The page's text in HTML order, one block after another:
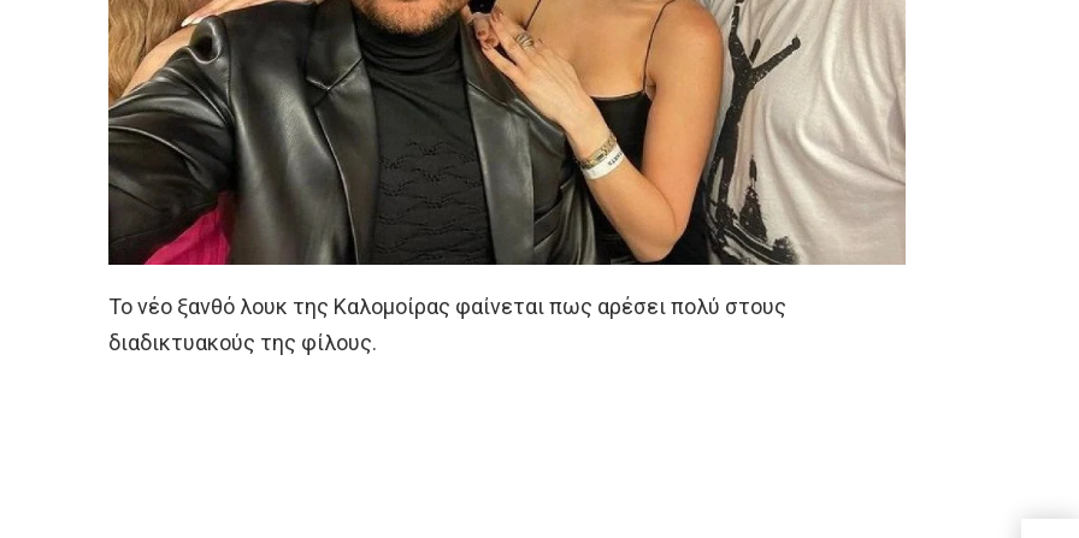
Το νέο ξανθό λουκ της Καλομοίρας φαίνεται πως αρέσει πολύ στους
διαδικτυακούς της φίλους.